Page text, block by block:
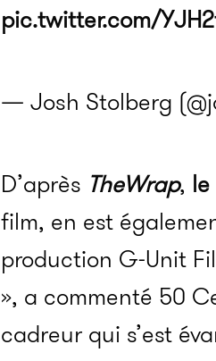
pic.twitter.com/
— Josh Stolberg
D’après TheWrap,
film, en est
production G-Unit
», a commenté 50
cadreur qui s’est